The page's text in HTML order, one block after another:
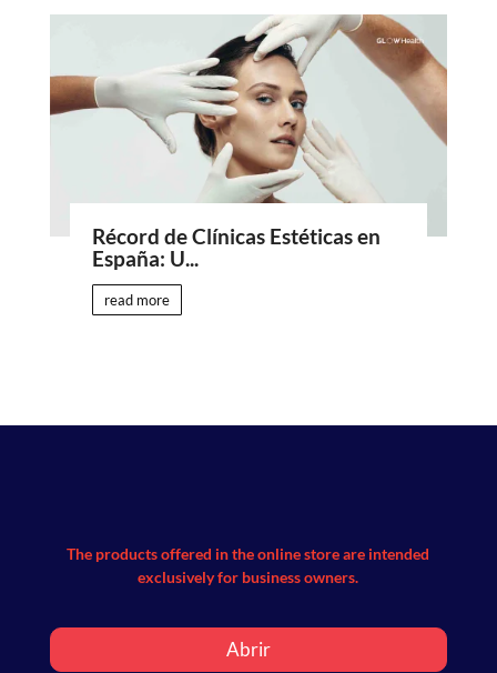
Récord de Clínicas Estéticas en
España: U...
read more
The products offered in the online store are intended
exclusively for business owners.
Abrir